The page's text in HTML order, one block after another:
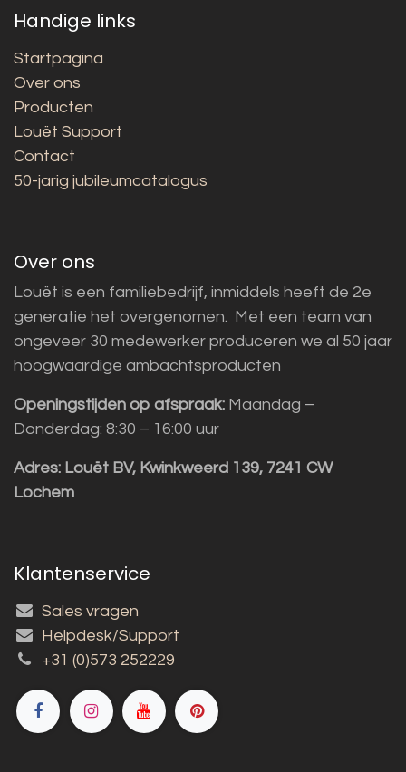
Handige links
Startpagina
Over ons
Producten
Louët Support
Contact
50-jarig jubileumcatalogus
Over ons
Louët is een familiebedrijf, inmiddels heeft de 2e
generatie het overgenomen. Met een team van
ongeveer 30 medewerker produceren we al 50 jaar
hoogwaardige ambachtsproducten
Openingstijden op afspraak: Maandag –
Donderdag: 8:30 – 16:00 uur
Adres: Louët BV, Kwinkweerd 139, 7241 CW
Lochem
Klantenservice
Sales vragen
Helpdesk/Support
+31 (0)573 252229